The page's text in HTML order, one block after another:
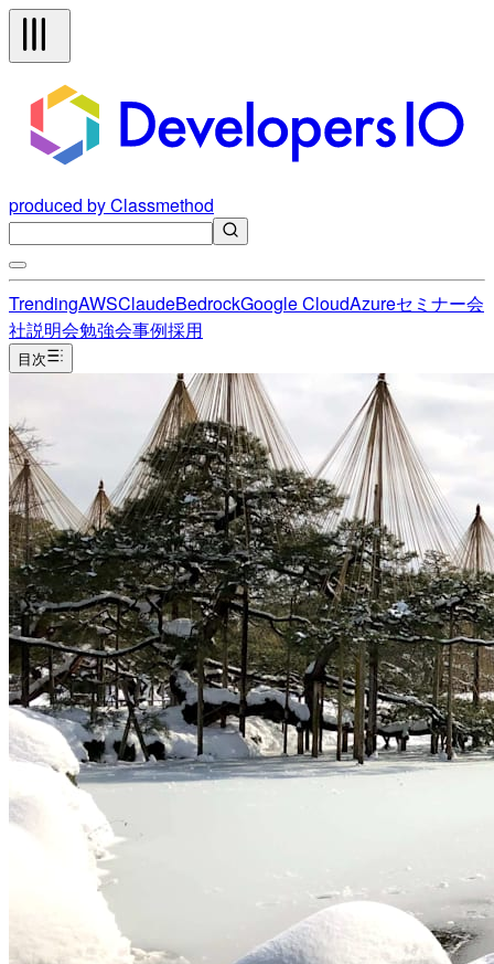
produced by Classmethod
TrendingAWSClaudeBedrockGoogle CloudAzureセミナー会
社説明会勉強会事例採用
目次